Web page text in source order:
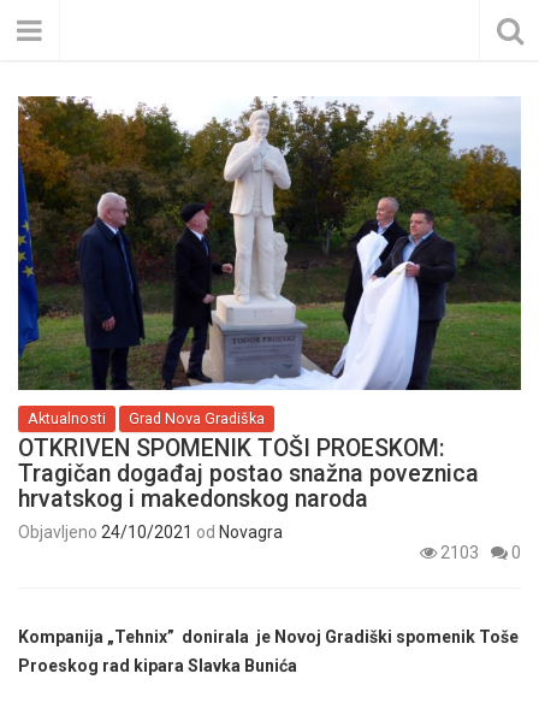
Aktualnosti Grad Nova Gradiška
OTKRIVEN SPOMENIK TOŠI PROESKOM:
Tragičan događaj postao snažna poveznica
hrvatskog i makedonskog naroda
Objavljeno 24/10/2021 od Novagra
2103
0
Kompanija „Tehnix” donirala je Novoj Gradiški spomenik Toše
Proeskog rad kipara Slavka Bunića